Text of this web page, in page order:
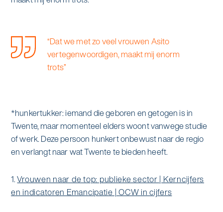
“Dat we met zo veel vrouwen Asito
vertegenwoordigen, maakt mij enorm
trots”
*hunkertukker: iemand die geboren en getogen is in
Twente, maar momenteel elders woont vanwege studie
of werk. Deze persoon hunkert onbewust naar de regio
en verlangt naar wat Twente te bieden heeft.
1.Vrouwen naar de top: publieke sector | Kerncijfers
en indicatoren Emancipatie | OCW in cijfers